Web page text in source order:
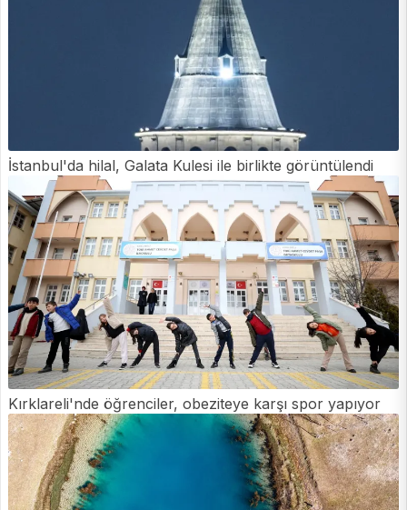
İstanbul'da hilal, Galata Kulesi ile birlikte görüntülendi
Kırklareli'nde öğrenciler, obeziteye karşı spor yapıyor